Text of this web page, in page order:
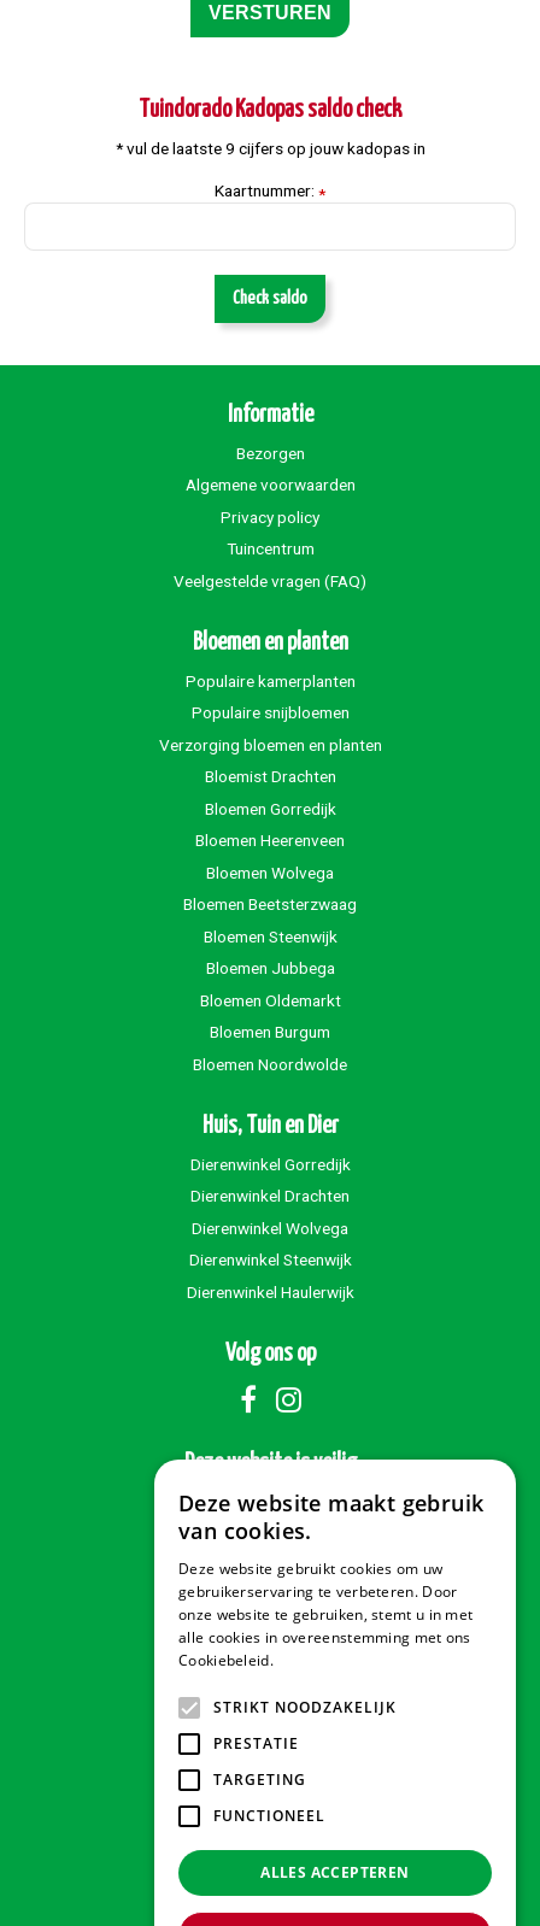
Tuindorado Kadopas saldo check
* vul de laatste 9 cijfers op jouw kadopas in
Kaartnummer: *
Check saldo
Informatie
Bezorgen
Algemene voorwaarden
Privacy policy
Tuincentrum
Veelgestelde vragen (FAQ)
Bloemen en planten
Populaire kamerplanten
Populaire snijbloemen
Verzorging bloemen en planten
Bloemist Drachten
Bloemen Gorredijk
Bloemen Heerenveen
Bloemen Wolvega
Bloemen Beetsterzwaag
Bloemen Steenwijk
Bloemen Jubbega
Bloemen Oldemarkt
Bloemen Burgum
Bloemen Noordwolde
Huis, Tuin en Dier
Dierenwinkel Gorredijk
Dierenwinkel Drachten
Dierenwinkel Wolvega
Dierenwinkel Steenwijk
Dierenwinkel Haulerwijk
Volg ons op
Deze website is veilig
Veilig betalen
Contact & Openingstijden
Tuindorado Gorredijk
Tuindorado Wolvega
Deze website maakt gebruik
van cookies.
Deze website gebruikt cookies om uw
gebruikerservaring te verbeteren. Door
onze website te gebruiken, stemt u in met
alle cookies in overeenstemming met ons
Cookiebeleid.
STRIKT NOODZAKELIJK
PRESTATIE
TARGETING
FUNCTIONEEL
ALLES ACCEPTEREN